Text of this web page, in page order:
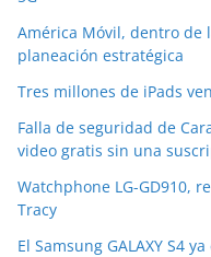
América Móvil, dentro de
planeación estratégica
Tres millones de iPads
Falla de seguridad de
video gratis sin una
Watchphone LG-GD910,
Tracy
El Samsung GALAXY S4